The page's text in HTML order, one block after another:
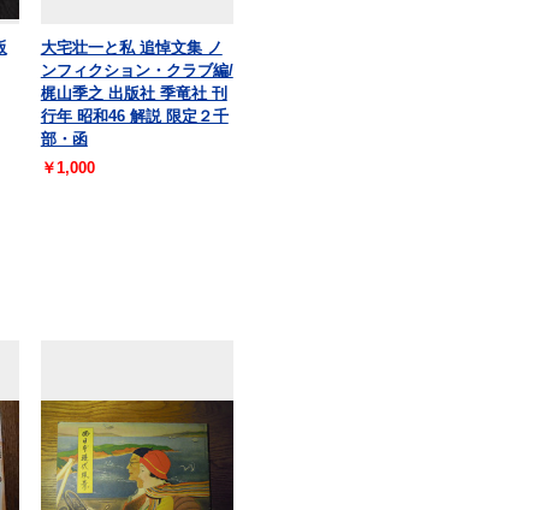
大宅壮一と私 追悼文集 ノ
ンフィクション・クラブ編/
梶山季之 出版社 季竜社 刊
行年 昭和46 解説 限定２千
部・函
￥1,000